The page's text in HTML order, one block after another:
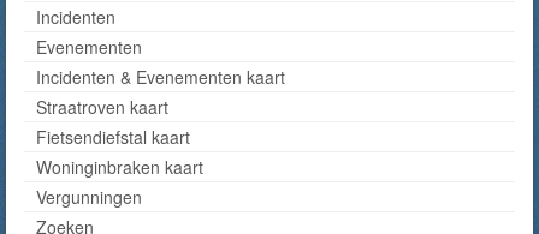
Incidenten
Evenementen
Incidenten & Evenementen kaart
Straatroven kaart
Fietsendiefstal kaart
Woninginbraken kaart
Vergunningen
Zoeken